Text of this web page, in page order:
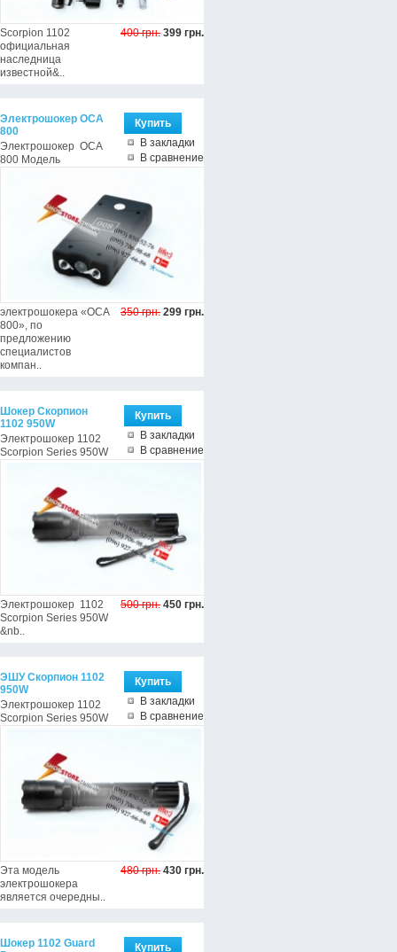
400 грн. 399 грн.
Scorpion 1102
официальная
наследница
известной&..
В закладки
В сравнение
350 грн. 299 грн.
Электрошокер ОСА
800
Электрошокер ОСА
800 Модель
электрошокера «ОСА
800», по
предложению
специалистов
компан..
В закладки
В сравнение
500 грн. 450 грн.
Шокер Скорпион
1102 950W
Электрошокер 1102
Scorpion Series 950W
Электрошокер 1102
Scorpion Series 950W
&nb..
В закладки
В сравнение
480 грн. 430 грн.
ЭШУ Скорпион 1102
950W
Электрошокер 1102
Scorpion Series 950W
Эта модель
электрошокера
является очередны..
Шокер 1102 Guard